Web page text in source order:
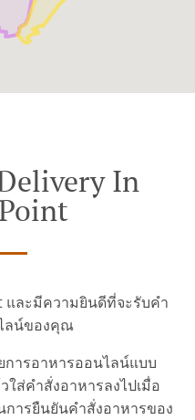
In
และมีความยินดีที่จะรับคำ
ลน์ของคุณ
การอาหารออนไลน์แบบ
ใส่คำสั่งอาหารลงไปเมื่อ
การยืนยันคำสั่งอาหารของ